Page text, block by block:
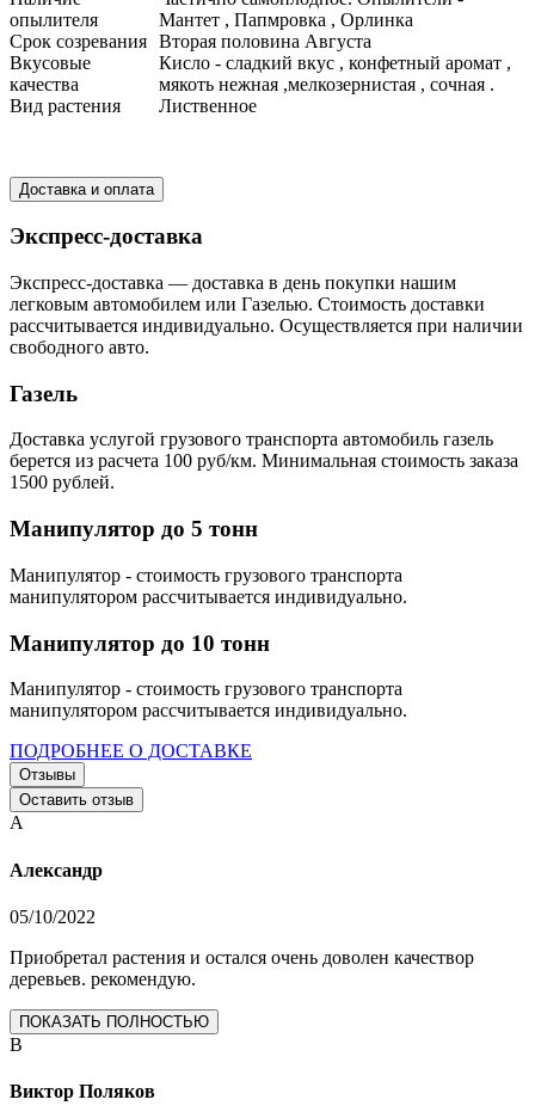
опылителя
Мантет , Папмровка , Орлинка
Срок созревания Вторая половина Августа
Вкусовые
качества
Кисло - сладкий вкус , конфетный аромат ,
мякоть нежная ,мелкозернистая , сочная .
Вид растения
Лиственное
Доставка и оплата
Экспресс-доставка
Экспресс-доставка — доставка в день покупки нашим
легковым автомобилем или Газелью. Стоимость доставки
рассчитывается индивидуально. Осуществляется при наличии
свободного авто.
Газель
Доставка услугой грузового транспорта автомобиль газель
берется из расчета 100 руб/км. Минимальная стоимость заказа
1500 рублей.
Манипулятор до 5 тонн
Манипулятор - стоимость грузового транспорта
манипулятором рассчитывается индивидуально.
Манипулятор до 10 тонн
Манипулятор - стоимость грузового транспорта
манипулятором рассчитывается индивидуально.
ПОДРОБНЕЕ О ДОСТАВКЕ
Отзывы
Оставить отзыв
А
Александр
05/10/2022
Приобретал растения и остался очень доволен качествор
деревьев. рекомендую.
ПОКАЗАТЬ ПОЛНОСТЬЮ
В
Виктор Поляков